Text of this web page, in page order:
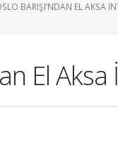
BARIŞI’NDAN EL AKSA
El